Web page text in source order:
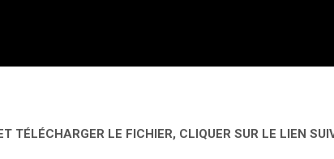
TÉLÉCHARGER LE FICHIER, CLIQUER SUR LE LIEN